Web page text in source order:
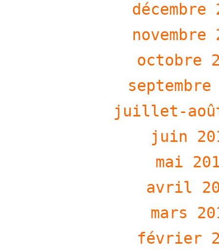
décembre
novembre
octobre
juillet-
juin
mai
avril
mars
février